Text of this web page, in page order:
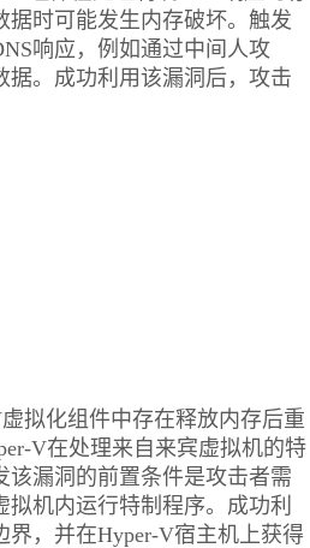
据时可能发生内存破坏。触发
响应，例如通过中间人攻
据。成功利用该漏洞后，攻击
拟化组件中存在释放内存后重
V在处理来自来宾虚拟机的特
漏洞的前置条件是攻击者需
机内运行特制程序。成功利
，并在Hyper-V宿主机上获得